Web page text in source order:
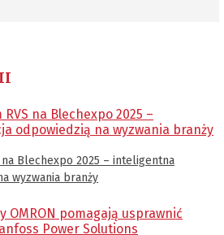
Blechexpo 2025 – inteligentna
wyzwania branży